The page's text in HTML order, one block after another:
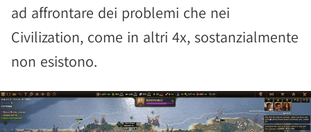
ad affrontare dei problemi che nei
Civilization, come in altri 4x, sostanzialmente
non esistono.